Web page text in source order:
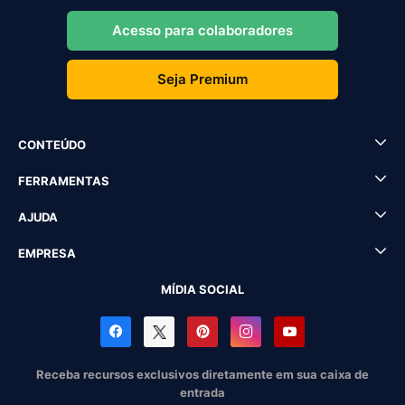
Acesso para colaboradores
Seja Premium
CONTEÚDO
FERRAMENTAS
AJUDA
EMPRESA
MÍDIA SOCIAL
Receba recursos exclusivos diretamente em sua caixa de
entrada